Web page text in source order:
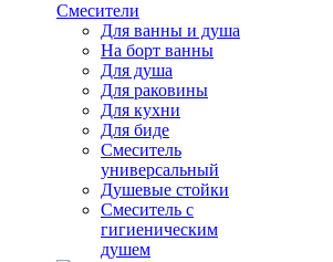
Смесители
Для ванны и душа
На борт ванны
Для душа
Для раковины
Для кухни
Для биде
Смеситель
универсальный
Душевые стойки
Смеситель с
гигиеническим
душем